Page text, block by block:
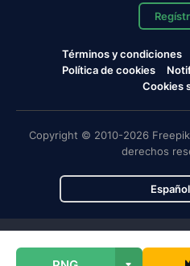
Términos y condiciones
Política de cookies
Cookies
Copyright © 2010-2026
derechos
Español